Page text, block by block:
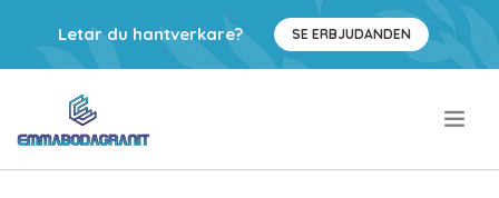
Letar du hantverkare? SE ERBJUDANDEN